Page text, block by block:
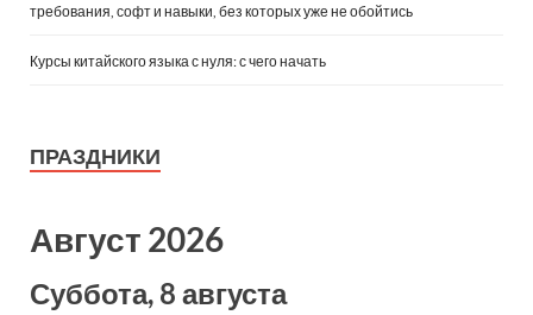
требования, софт и навыки, без которых уже не обойтись
Курсы китайского языка с нуля: с чего начать
ПРАЗДНИКИ
Август 2026
Суббота, 8 августа